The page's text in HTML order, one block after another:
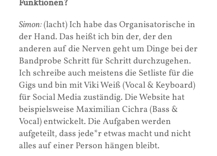
Funktionen?
Simon:(lacht) Ich habe das Organisatorische in
der Hand. Das heißt ich bin der, der den
anderen auf die Nerven geht um Dinge bei der
Bandprobe Schritt für Schritt durchzugehen.
Ich schreibe auch meistens die Setliste für die
Gigs und bin mit Viki Weiß (Vocal & Keyboard)
für Social Media zuständig. Die Website hat
beispielsweise Maximilian Cichra (Bass &
Vocal) entwickelt. Die Aufgaben werden
aufgeteilt, dass jede*r etwas macht und nicht
alles auf einer Person hängen bleibt.